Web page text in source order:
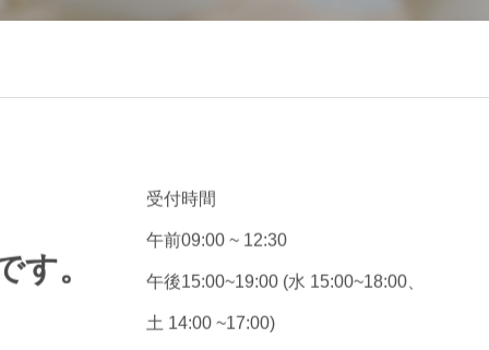
す。
受付時間
午前09:00 ~ 12:30
午後15:00~19:00 (水 15:00~18:00、
土 14:00 ~17:00)